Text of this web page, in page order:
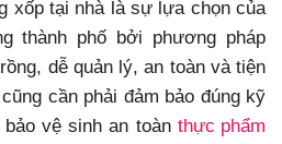
xốp tại nhà là sự lựa chọn của
thành phố bởi phương pháp
dễ quản lý, an toàn và tiện
cần phải đảm bảo đúng kỹ
vệ sinh an toàn thực phẩm